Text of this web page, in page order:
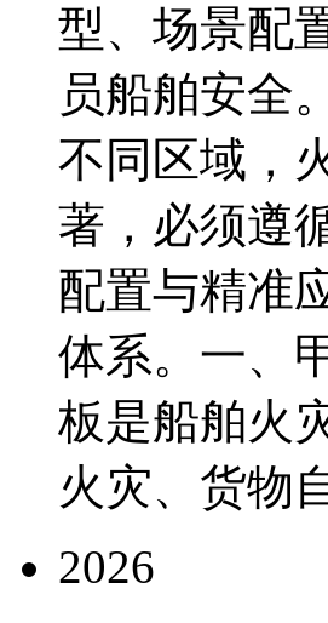
型、场景配
员船舶安全
不同区域，
著，必须遵
配置与精准
体系。一、
板是船舶火
火灾、货物
2026